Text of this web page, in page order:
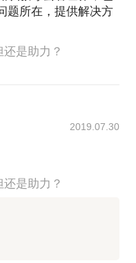
题所在，提供解决方
是助力？
2019.07.30
是助力？